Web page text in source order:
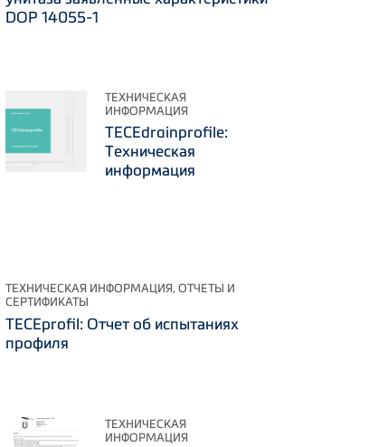
DOP 14055-1
ТЕХНИЧЕСКАЯ
ИНФОРМАЦИЯ
TECEdrainprofile:
Техническая
информация
ТЕХНИЧЕСКАЯ ИНФОРМАЦИЯ, ОТЧЕТЫ И
СЕРТИФИКАТЫ
TECEprofil: Отчет об испытаниях
профиля
ТЕХНИЧЕСКАЯ
ИНФОРМАЦИЯ